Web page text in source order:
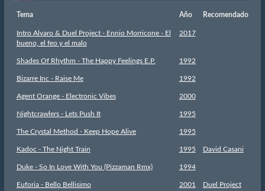
Tema Año Recomendado
Intro Alvaro & Duel Project - Ennio Morricone - El
bueno, el feo y el malo
2017
Shades Of Rhythm - The Happy Feelings E.P. 1992
Bizarre Inc - Raise Me 1992
Agent Orange - Electronic Vibes 2000
Nightcrawlers - Lets Push It 1995
The Crystal Method - Keep Hope Alive 1995
Kadoc - The Night Train 1995 David Casani
Duke - So In Love With You (Pizzaman Rmx) 1994
Euforia - Bello Bellisimo 2001 Duel Project